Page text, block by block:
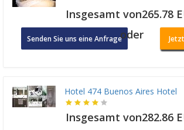
Insgesamt von265.78
Senden Sie uns eine Anfrageoder
Hotel 474 Buenos Aires Hotel
Insgesamt von282.86